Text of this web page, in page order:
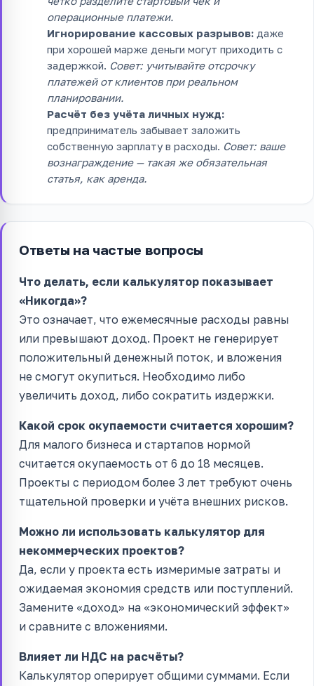
операционные платежи.
Игнорирование кассовых разрывов: даже
при хорошей марже деньги могут приходить с
задержкой. Совет: учитывайте отсрочку
платежей от клиентов при реальном
планировании.
Расчёт без учёта личных нужд:
предприниматель забывает заложить
собственную зарплату в расходы. Совет: ваше
вознаграждение — такая же обязательная
статья, как аренда.
Ответы на частые вопросы
Что делать, если калькулятор показывает
«Никогда»?
Это означает, что ежемесячные расходы равны
или превышают доход. Проект не генерирует
положительный денежный поток, и вложения
не смогут окупиться. Необходимо либо
увеличить доход, либо сократить издержки.
Какой срок окупаемости считается хорошим?
Для малого бизнеса и стартапов нормой
считается окупаемость от 6 до 18 месяцев.
Проекты с периодом более 3 лет требуют очень
тщательной проверки и учёта внешних рисков.
Можно ли использовать калькулятор для
некоммерческих проектов?
Да, если у проекта есть измеримые затраты и
ожидаемая экономия средств или поступлений.
Замените «доход» на «экономический эффект»
и сравните с вложениями.
Влияет ли НДС на расчёты?
Калькулятор оперирует общими суммами. Если